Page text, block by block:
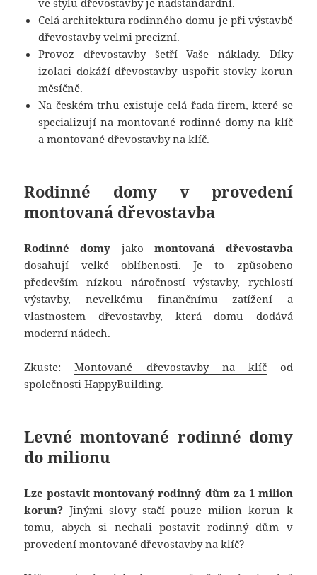
ve stylu dřevostavby je nadstandardní.
Celá architektura rodinného domu je při výstavbě
dřevostavby velmi precizní.
Provoz dřevostavby šetří Vaše náklady. Díky
izolaci dokáží dřevostavby uspořit stovky korun
měsíčně.
Na českém trhu existuje celá řada firem, které se
specializují na montované rodinné domy na klíč
a montované dřevostavby na klíč.
Rodinné domy v provedení
montovaná dřevostavba
Rodinné domy jako montovaná dřevostavba
dosahují velké oblíbenosti. Je to způsobeno
především nízkou náročností výstavby, rychlostí
výstavby, nevelkému finančnímu zatížení a
vlastnostem dřevostavby, která domu dodává
moderní nádech.
Zkuste:Montované dřevostavby na klíčod
společnosti HappyBuilding.
Levné montované rodinné domy
do milionu
Lze postavit montovaný rodinný dům za 1 milion
korun? Jinými slovy stačí pouze milion korun k
tomu, abych si nechali postavit rodinný dům v
provedení montované dřevostavby na klíč?